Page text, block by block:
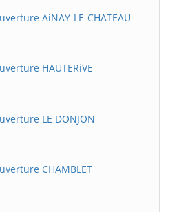
AiNAY-LE-CHATEAU
HAUTERiVE
LE DONJON
CHAMBLET